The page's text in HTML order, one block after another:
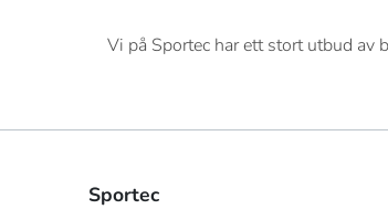
Vi på Sportec har ett stort utbud av
Sportec